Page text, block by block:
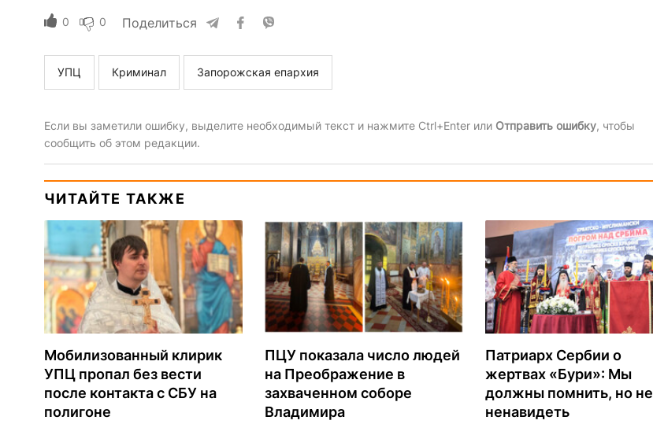
0 0 Поделиться
УПЦ Криминал Запорожская епархия
Если вы заметили ошибку, выделите необходимый текст и нажмите Ctrl+Enter или Отправить ошибку, чтобы
сообщить об этом редакции.
ЧИТАЙТЕ ТАКЖЕ
Мобилизованный клирик
УПЦ пропал без вести
после контакта с СБУ на
полигоне
ПЦУ показала число людей
на Преображение в
захваченном соборе
Владимира
Патриарх Сербии о
жертвах «Бури»: Мы
должны помнить, но не
ненавидеть